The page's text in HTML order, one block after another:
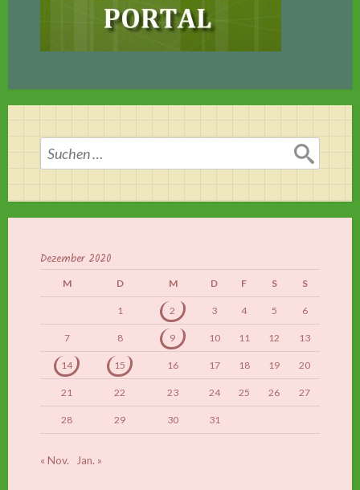
Suchen
nach:
Dezember 2020
M D M D F S S
1 2 3 4 5 6
7 8 9 10 11 12 13
14 15 16 17 18 19 20
21 22 23 24 25 26 27
28 29 30 31
« Nov. Jan. »